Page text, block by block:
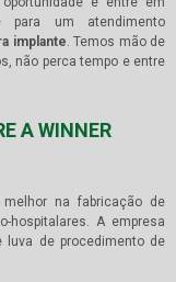
para um atendimento
implante . Temos mão de
não perca tempo e entre
A WINNER
na fabricação de
hospitalares. A empresa
luva de procedimento de